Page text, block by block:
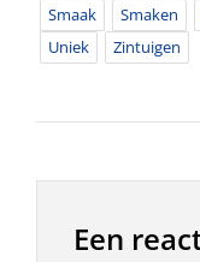
Smaak
Smaken
Uniek
Zintuigen
Een